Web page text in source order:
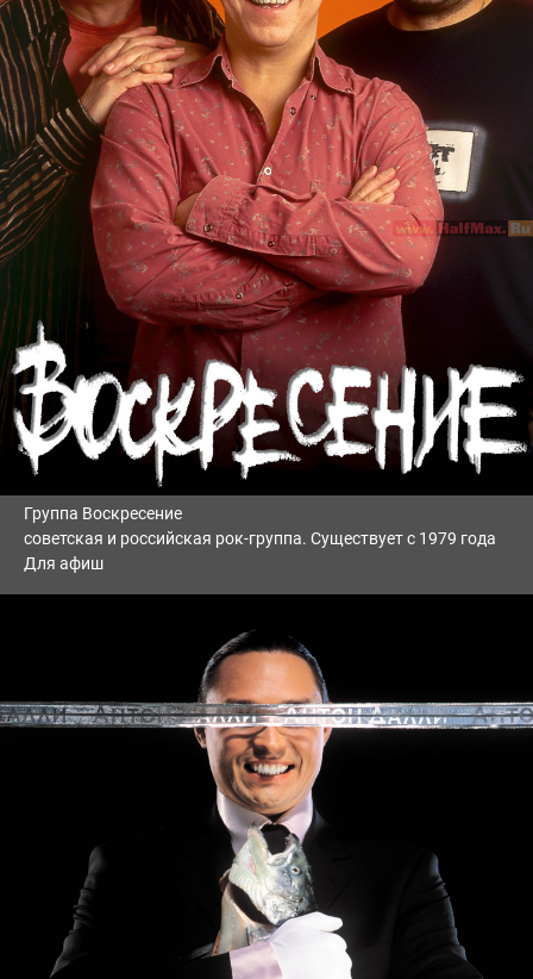
Группа Воскресение
советская и российская рок-группа. Существует с 1979 года
Для афиш